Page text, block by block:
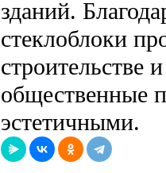
зданий.
стеклоблоки
строительстве
общественные
эстетичными.